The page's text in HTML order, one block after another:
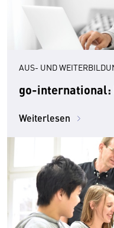
AUS- UND
go-international:
Weiterlesen